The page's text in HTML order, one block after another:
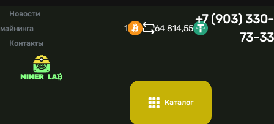
Новости
майнинга
Контакты
1 64 814,55
+7 (903) 330-
73-33
Каталог